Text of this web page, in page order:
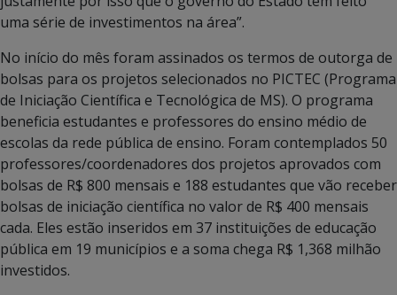
uma série de investimentos na área”.
No início do mês foram assinados os termos de outorga de
bolsas para os projetos selecionados no PICTEC (Programa
de Iniciação Científica e Tecnológica de MS). O programa
beneficia estudantes e professores do ensino médio de
escolas da rede pública de ensino. Foram contemplados 50
professores/coordenadores dos projetos aprovados com
bolsas de R$ 800 mensais e 188 estudantes que vão receber
bolsas de iniciação científica no valor de R$ 400 mensais
cada. Eles estão inseridos em 37 instituições de educação
pública em 19 municípios e a soma chega R$ 1,368 milhão
investidos.